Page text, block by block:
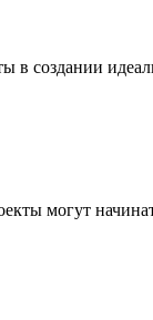
в создании
могут